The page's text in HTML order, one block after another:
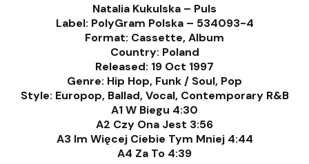
Natalia Kukulska – Puls
Label: PolyGram Polska – 534093-4
Format: Cassette, Album
Country: Poland
Released: 19 Oct 1997
Genre: Hip Hop, Funk / Soul, Pop
Style: Europop, Ballad, Vocal, Contemporary R&B
A1 W Biegu 4:30
A2 Czy Ona Jest 3:56
A3 Im Więcej Ciebie Tym Mniej 4:44
A4 Za To 4:39